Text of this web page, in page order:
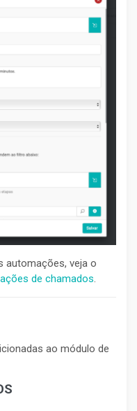
automações, veja o
de chamados.
ao módulo de